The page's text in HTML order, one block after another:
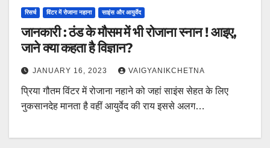
रिसर्च विंटर में रोजाना नहाना साइंस और आयुर्वेद
जानकारी : ठंड के मौसम में भी रोजाना स्नान ! आइए,
जाने क्या कहता है विज्ञान?
JANUARY 16, 2023 VAIGYANIKCHETNA
प्रिया गौतम विंटर में रोजाना नहाने को जहां साइंस सेहत के लिए
नुकसानदेह मानता है वहीं आयुर्वेद की राय इससे अलग…